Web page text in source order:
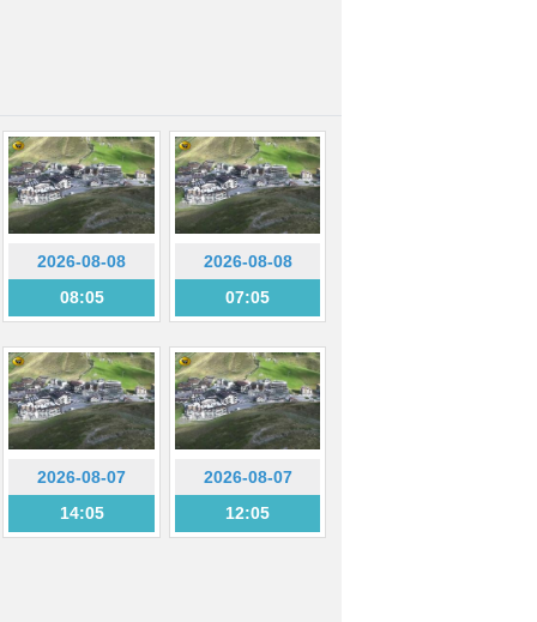
2026-08-08
08:05
2026-08-08
07:05
2026-08-07
14:05
2026-08-07
12:05